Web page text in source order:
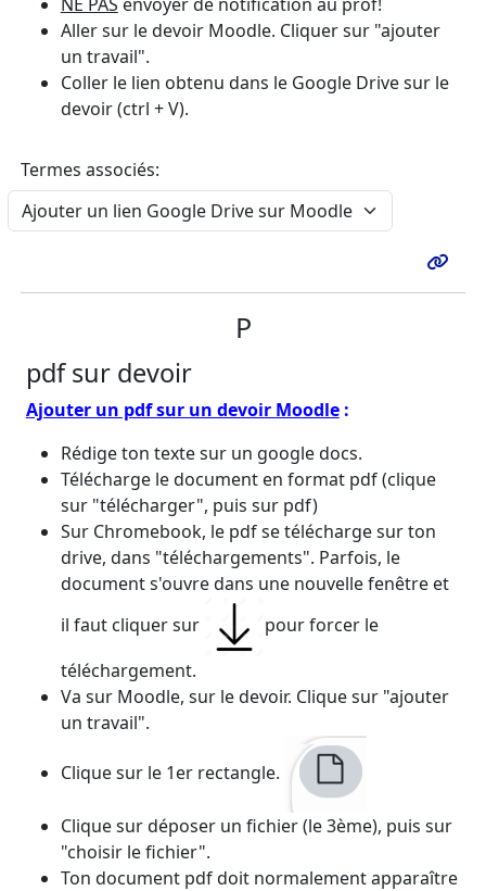
Aller sur le devoir Moodle. Cliquer sur "ajouter
un travail".
Coller le lien obtenu dans le Google Drive sur le
devoir (ctrl + V).
Termes associés:
P
pdf sur devoir
Ajouter un pdf sur un devoir Moodle:
Rédige ton texte sur un google docs.
Télécharge le document en format pdf (clique
sur "télécharger", puis sur pdf)
Sur Chromebook, le pdf se télécharge sur ton
drive, dans "téléchargements". Parfois, le
document s'ouvre dans une nouvelle fenêtre et
il faut cliquer sur
pour forcer le
téléchargement.
Va sur Moodle, sur le devoir. Clique sur "ajouter
un travail".
Clique sur le 1er rectangle.
Clique sur déposer un fichier (le 3ème), puis sur
"choisir le fichier".
Ton document pdf doit normalement apparaître